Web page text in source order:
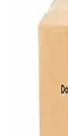
İndirim Center
Dayanıklı
İndirim Center'ın
mor renkli temizlik
güvenle kullanılır,
BEYZANA
Eldiveni:
BEYZANA Magic
pratik kullanım ve